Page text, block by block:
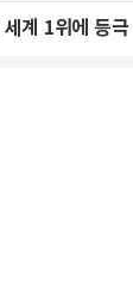
계 1위에 등극